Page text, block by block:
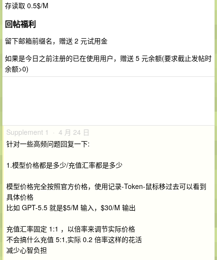
存读取 0.5$/M
回帖福利
留下邮箱前缀名，赠送 2 元试用金
如果是今日之前注册的已在使用用户，赠送 5 元余额(要求截止发帖时
余额>0)
Supplement 1 · 4 月 24 日
针对一些高频问题回复一下:
1.模型价格都是多少/充值汇率都是多少
模型价格完全按照官方价格，使用记录-Token-鼠标移过去可以看到
具体价格
比如 GPT-5.5 就是$5/M 输入，$30/M 输出
充值汇率固定 1:1 ，以倍率来调节实际价格
不会搞什么充值 5:1,实际 0.2 倍率这样的花活
减少心智负担